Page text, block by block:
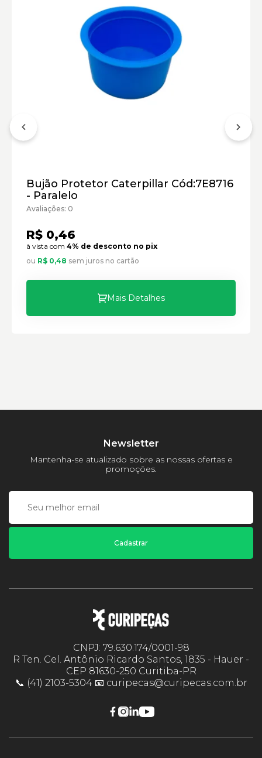
Marca:
Material:
Comprimento:
Largura:
Altura:
Bujão Protetor Caterpillar Cód:7E8716
- Paralelo
Avaliações: 0
R$ 0,46
à vista com 4% de desconto no pix
ou R$ 0,48 sem juros no cartão
Mais Detalhes
Newsletter
Mantenha-se atualizado sobre as nossas ofertas e
promoções.
Cadastrar
CNPJ: 79.630.174/0001-98
R Ten. Cel. Antônio Ricardo Santos, 1835 - Hauer -
CEP 81630-250 Curitiba-PR
📞 (41) 2103-5304 📧 curipecas@curipecas.com.br